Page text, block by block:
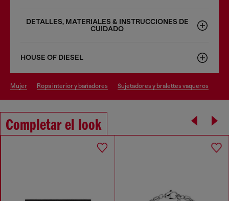
DETALLES, MATERIALES & INSTRUCCIONES DE
CUIDADO
HOUSE OF DIESEL
mujer ropa interior y bañadores sujetadores y bralettes vaqueros
Completar el look